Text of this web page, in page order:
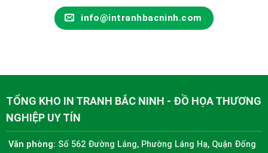
info@intranhbacninh.com
TỔNG KHO IN TRANH BẮC NINH - ĐỒ HỌA THƯƠNG
NGHIỆP UY TÍN
Văn phòng: Số 562 Đường Láng, Phường Láng Hạ, Quận Đống